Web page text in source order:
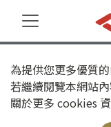
為提供您更多優質
若繼續閱覽本網站
關於更多 cookies